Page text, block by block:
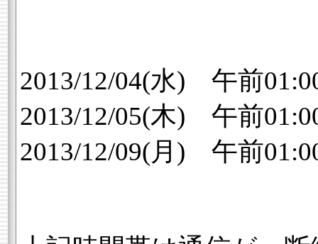
2013/12/04(水) 午前
2013/12/05(木) 午前
2013/12/09(月) 午前